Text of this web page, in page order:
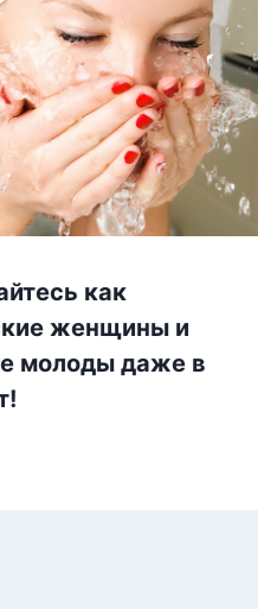
как
женщины и
молоды даже в